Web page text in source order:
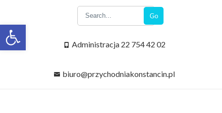
Open toolbar
Go
Administracja 22 754 42 02
biuro@przychodniakonstancin.pl